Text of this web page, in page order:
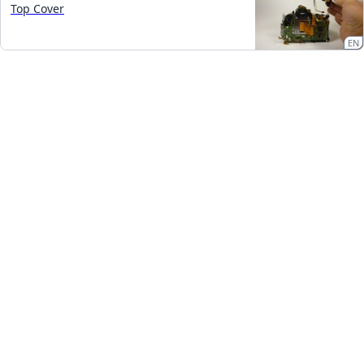
Top Cover
EN